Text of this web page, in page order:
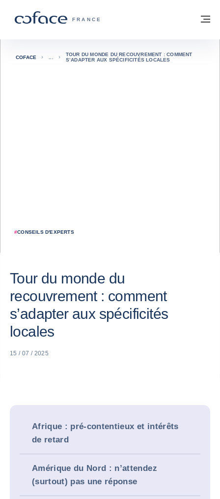
COFACE, FOR TRADE - PAGE
FRANCE
Retour à la page d'accueil
#CONSEILS D'EXPERTS
COFACE
TOUR DU MONDE DU RECOUVREMENT : COMMENT
S’ADAPTER AUX SPÉCIFICITÉS LOCALES
Tour du monde du
recouvrement : comment
s’adapter aux spécificités
locales
15 / 07 / 2025
Afrique : pré-contentieux et intérêts
de retard
Amérique du Nord : n’attendez
(surtout) pas une réponse